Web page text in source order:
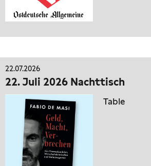
22.07.2026
22. Juli 2026 Nachttisch
Table